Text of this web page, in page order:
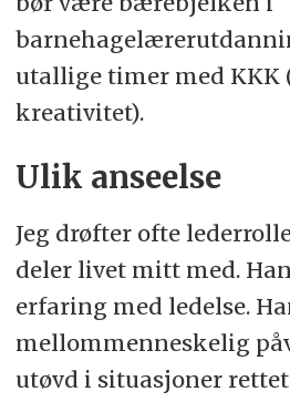
utallige timer med KKK
kreativitet).
Ulik anseelse
Jeg drøfter ofte
deler livet mitt med.
erfaring med ledelse.
mellommenneskelig
utøvd i situasjoner